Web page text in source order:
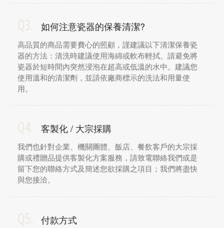
Q3. 如何注意瓷器的保養清潔?
高品質的商品需要費心的照顧，謹建議以下清潔保養瓷
器的方法：清洗時建議使用海綿或軟布輕拭。請避免將
瓷器於短時間內突然浸泡在超高或低溫的水中。建議您
使用溫和的清潔劑，並請依廠商標示的洗法和用量使
用。
Q4. 客製化 / 大宗採購
我們也針對企業、機關團體、飯店、餐飲客戶的大宗採
購或禮贈品提供客製化方案服務，請致電聯絡我們或是
留下您的聯絡方式及簡述您欲採購之項目；我們將盡快
與您接洽。
Q5. 付款方式